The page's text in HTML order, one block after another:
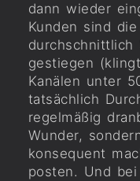
dann wieder
Kunden sind
gestiegen
Kanälen unter
tatsächlich
regelmäßig
Wunder,
konsequent
posten. Und